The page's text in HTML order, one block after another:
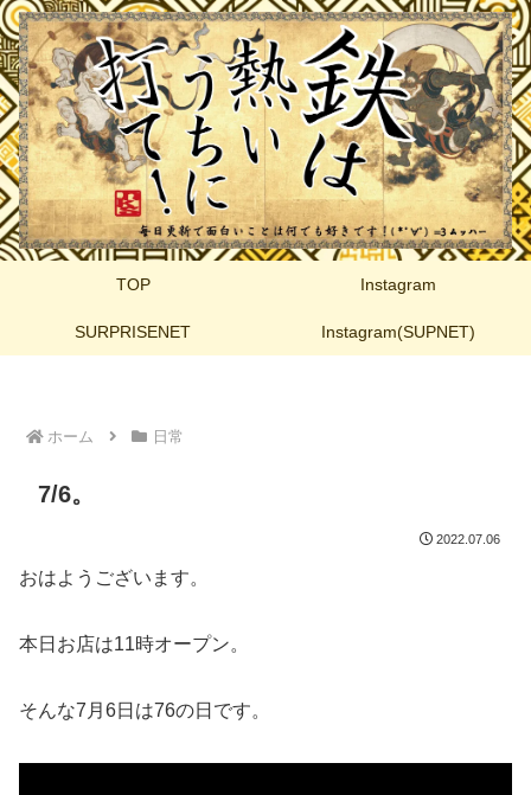
TOP Instagram
SURPRISENET Instagram(SUPNET)
ホーム 日常
7/6。
2022.07.06
おはようございます。
本日お店は11時オープン。
そんな7月6日は76の日です。